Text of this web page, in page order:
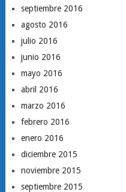
septiembre 2016
agosto 2016
julio 2016
junio 2016
mayo 2016
abril 2016
marzo 2016
febrero 2016
enero 2016
diciembre 2015
noviembre 2015
septiembre 2015